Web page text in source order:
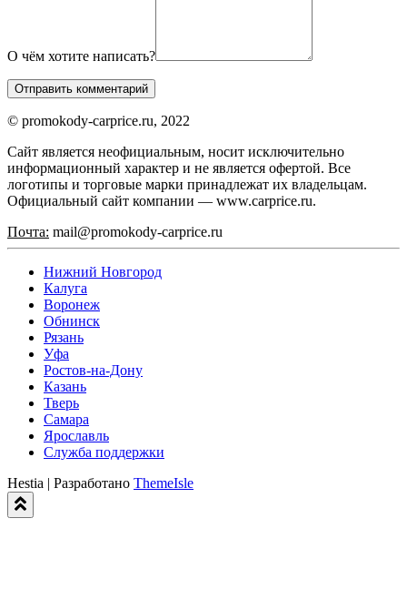
О чём хотите написать?
© promokody-carprice.ru, 2022
Сайт является неофициальным, носит исключительно
информационный характер и не является офертой. Все
логотипы и торговые марки принадлежат их владельцам.
Официальный сайт компании — www.carprice.ru.
Почта: mail@promokody-carprice.ru
Нижний Новгород
Калуга
Воронеж
Обнинск
Рязань
Уфа
Ростов-на-Дону
Казань
Тверь
Самара
Ярославль
Служба поддержки
Hestia | Разработано ThemeIsle